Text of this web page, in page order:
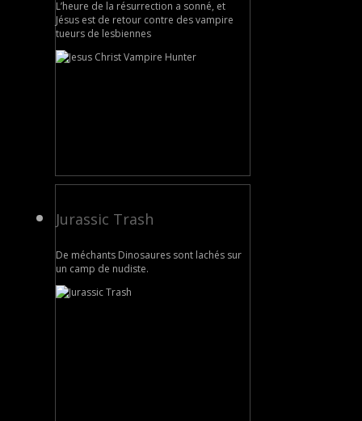
L’heure de la résurrection a sonné, et
Jésus est de retour contre des vampire
tueurs de lesbiennes
Jurassic Trash
De méchants Dinosaures sont lachés sur
un camp de nudiste.